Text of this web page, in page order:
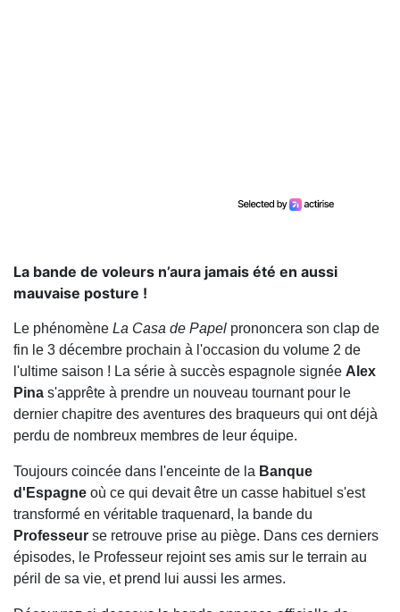
La bande de voleurs n’aura jamais été en aussi
mauvaise posture !
Le phénomène La Casa de Papel prononcera son clap de
fin le 3 décembre prochain à l'occasion du volume 2 de
l'ultime saison ! La série à succès espagnole signée Alex
Pina s'apprête à prendre un nouveau tournant pour le
dernier chapitre des aventures des braqueurs qui ont déjà
perdu de nombreux membres de leur équipe.
Toujours coincée dans l'enceinte de la Banque
d'Espagne où ce qui devait être un casse habituel s'est
transformé en véritable traquenard, la bande du
Professeur se retrouve prise au piège. Dans ces derniers
épisodes, le Professeur rejoint ses amis sur le terrain au
péril de sa vie, et prend lui aussi les armes.